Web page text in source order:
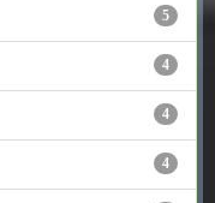
5
4
4
4